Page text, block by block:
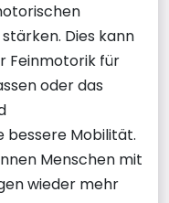
Dies kann
Feinmotorik für
oder das
bessere Mobilität.
Menschen mit
wieder mehr